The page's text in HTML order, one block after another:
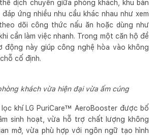
dịch chuyển giữa phòng khách, khu bàn
ứng nhiều nhu cầu khác nhau như xem
dõi công thức nấu ăn hoặc dùng như
cần làm việc nhanh. Trong một căn hộ đề
động này giúp công nghệ hòa vào không
cố định.
khách vừa hiện đại vừa ấm cúng
lọc khí LG PuriCare™ AeroBooster được bố
sinh hoạt, vừa hỗ trợ chất lượng không
mở, vừa phù hợp với ngôn ngữ tạo hình